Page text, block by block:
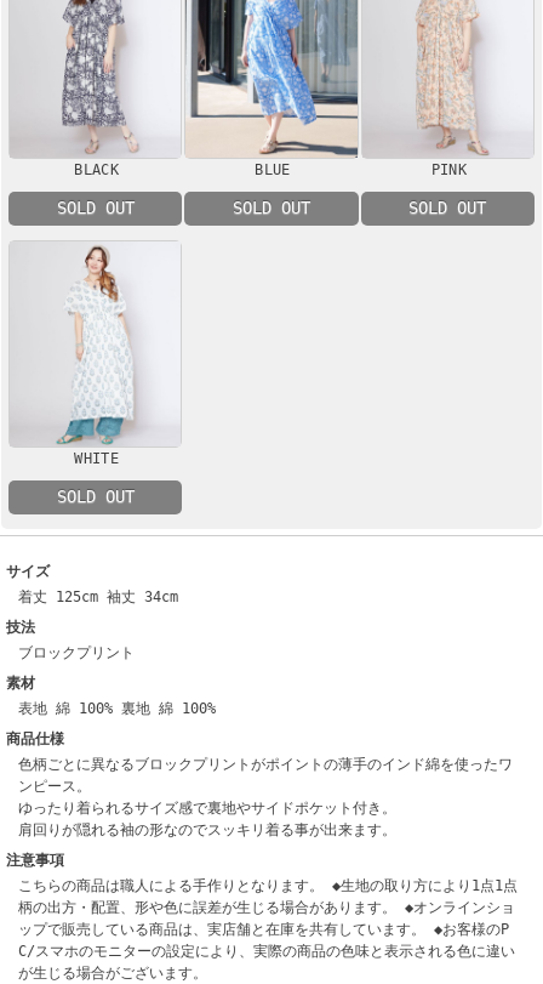
BLACK
SOLD OUT
BLUE
SOLD OUT
PINK
SOLD OUT
WHITE
SOLD OUT
サイズ
着丈 125cm 袖丈 34cm
技法
ブロックプリント
素材
表地 綿 100% 裏地 綿 100%
商品仕様
色柄ごとに異なるブロックプリントがポイントの薄手のインド綿を使ったワ
ンピース。
ゆったり着られるサイズ感で裏地やサイドポケット付き。
肩回りが隠れる袖の形なのでスッキリ着る事が出来ます。
注意事項
こちらの商品は職人による手作りとなります。 ◆生地の取り方により1点1点
柄の出方・配置、形や色に誤差が生じる場合があります。 ◆オンラインショ
ップで販売している商品は、実店舗と在庫を共有しています。 ◆お客様のP
C/スマホのモニターの設定により、実際の商品の色味と表示される色に違い
が生じる場合がございます。